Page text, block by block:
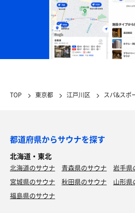
TOP 東京都 江戸川区 スパ&スポ
都道府県からサウナを探す
北海道・東北
北海道のサウナ 青森県のサウナ
岩手県
宮城県のサウナ
秋田県のサウナ
山形県
福島県のサウナ